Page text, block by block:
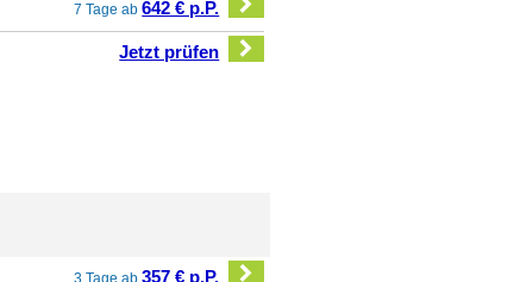
7 Tage ab642 € p.P.
Jetzt prüfen
3 Tage ab357 € p.P.